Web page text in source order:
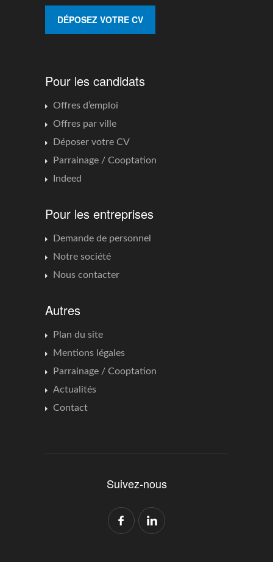
DÉPOSEZ VOTRE CV
Pour les candidats
Offres d’emploi
Offres par ville
Déposer votre CV
Parrainage / Cooptation
Indeed
Pour les entreprises
Demande de personnel
Notre société
Nous contacter
Autres
Plan du site
Mentions légales
Parrainage / Cooptation
Actualités
Contact
Suivez-nous